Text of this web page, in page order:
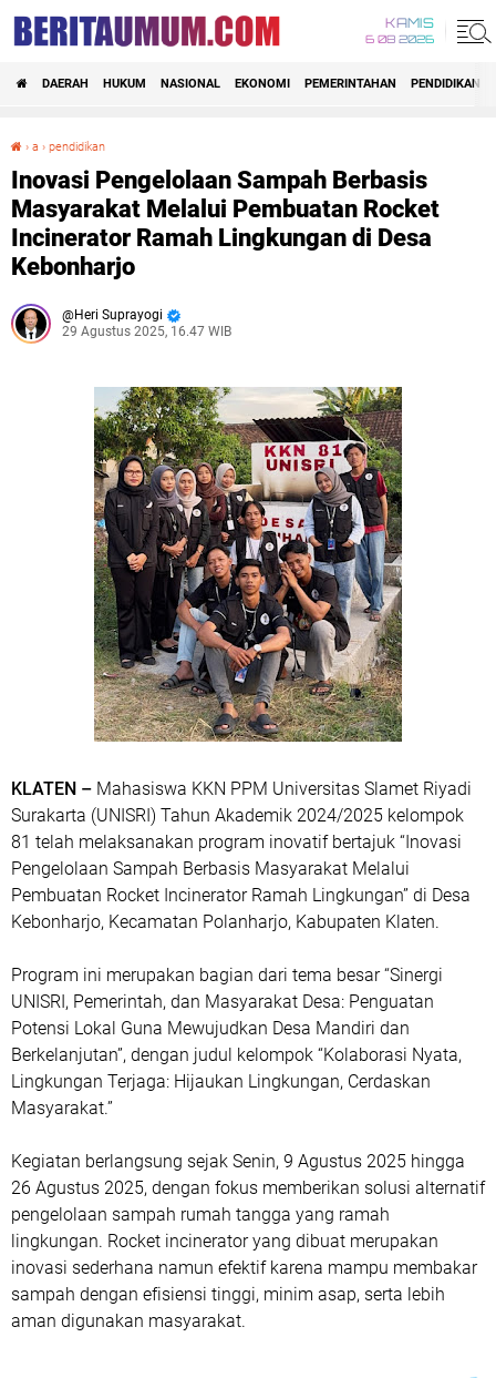
KAMIS
6 08 2026
DAERAH HUKUM NASIONAL EKONOMI PEMERINTAHAN PENDIDIKAN
› a › pendidikan
Inovasi Pengelolaan Sampah Berbasis
Masyarakat Melalui Pembuatan Rocket
Incinerator Ramah Lingkungan di Desa
Kebonharjo
Heri Suprayogi
29 Agustus 2025, 16.47 WIB
KLATEN – Mahasiswa KKN PPM Universitas Slamet Riyadi
Surakarta (UNISRI) Tahun Akademik 2024/2025 kelompok
81 telah melaksanakan program inovatif bertajuk “Inovasi
Pengelolaan Sampah Berbasis Masyarakat Melalui
Pembuatan Rocket Incinerator Ramah Lingkungan” di Desa
Kebonharjo, Kecamatan Polanharjo, Kabupaten Klaten.
Program ini merupakan bagian dari tema besar “Sinergi
UNISRI, Pemerintah, dan Masyarakat Desa: Penguatan
Potensi Lokal Guna Mewujudkan Desa Mandiri dan
Berkelanjutan”, dengan judul kelompok “Kolaborasi Nyata,
Lingkungan Terjaga: Hijaukan Lingkungan, Cerdaskan
Masyarakat.”
Kegiatan berlangsung sejak Senin, 9 Agustus 2025 hingga
26 Agustus 2025, dengan fokus memberikan solusi alternatif
pengelolaan sampah rumah tangga yang ramah
lingkungan. Rocket incinerator yang dibuat merupakan
inovasi sederhana namun efektif karena mampu membakar
sampah dengan efisiensi tinggi, minim asap, serta lebih
aman digunakan masyarakat.